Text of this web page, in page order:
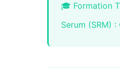
🎓 Formation
Serum (SRM)